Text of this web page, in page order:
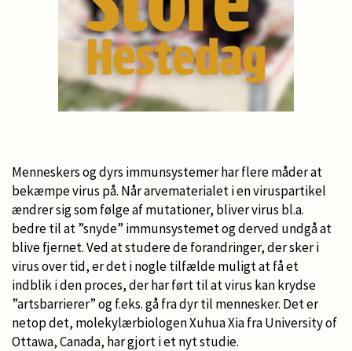
Menneskers og dyrs immunsystemer har flere måder at
bekæmpe virus på. Når arvematerialet i en viruspartikel
ændrer sig som følge af mutationer, bliver virus bl.a.
bedre til at ”snyde” immunsystemet og derved undgå at
blive fjernet. Ved at studere de forandringer, der sker i
virus over tid, er det i nogle tilfælde muligt at få et
indblik i den proces, der har ført til at virus kan krydse
”artsbarrierer” og f.eks. gå fra dyr til mennesker. Det er
netop det, molekylærbiologen Xuhua Xia fra University of
Ottawa, Canada, har gjort i et nyt studie.